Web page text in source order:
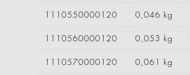
1110550000120 0,046 kg
1110560000120 0,053 kg
1110570000120 0,061 kg